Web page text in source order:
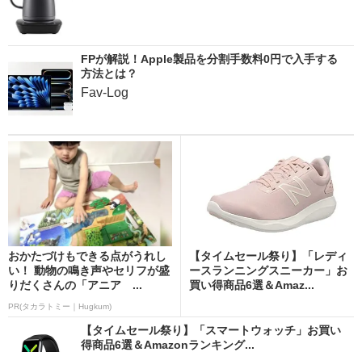
FPが解説！Apple製品を分割手数料0円で入手する
方法とは？
Fav-Log
おかたづけもできる点がうれし
い！ 動物の鳴き声やセリフが盛
りだくさんの「アニア ...
PR(タカラトミー｜Hugkum)
【タイムセール祭り】「レディ
ースランニングスニーカー」お
買い得商品6選＆Amaz...
【タイムセール祭り】「スマートウォッチ」お買い
得商品6選＆Amazonランキング...